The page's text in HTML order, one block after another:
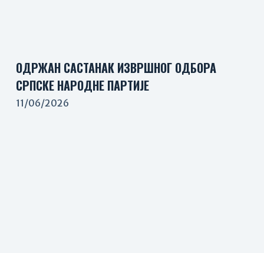
ОДРЖАН САСТАНАК ИЗВРШНОГ ОДБОРА
СРПСКЕ НАРОДНЕ ПАРТИЈЕ
11/06/2026